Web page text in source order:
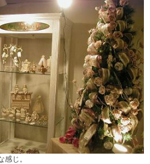
感じ。